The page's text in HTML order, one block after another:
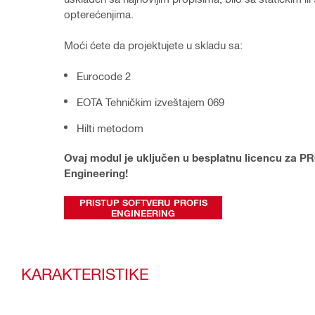
opterećenjima.
Moći ćete da projektujete u skladu sa:
Eurocode 2
EOTA Tehničkim izveštajem 069
Hilti metodom
Ovaj modul je uključen u besplatnu licencu za
Engineering!
PRISTUP SOFTVERU PROFIS
ENGINEERING
KARAKTERISTIKE